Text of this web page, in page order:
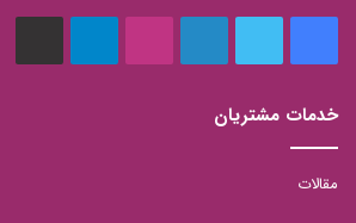
خدمات مشتریان
مقالات